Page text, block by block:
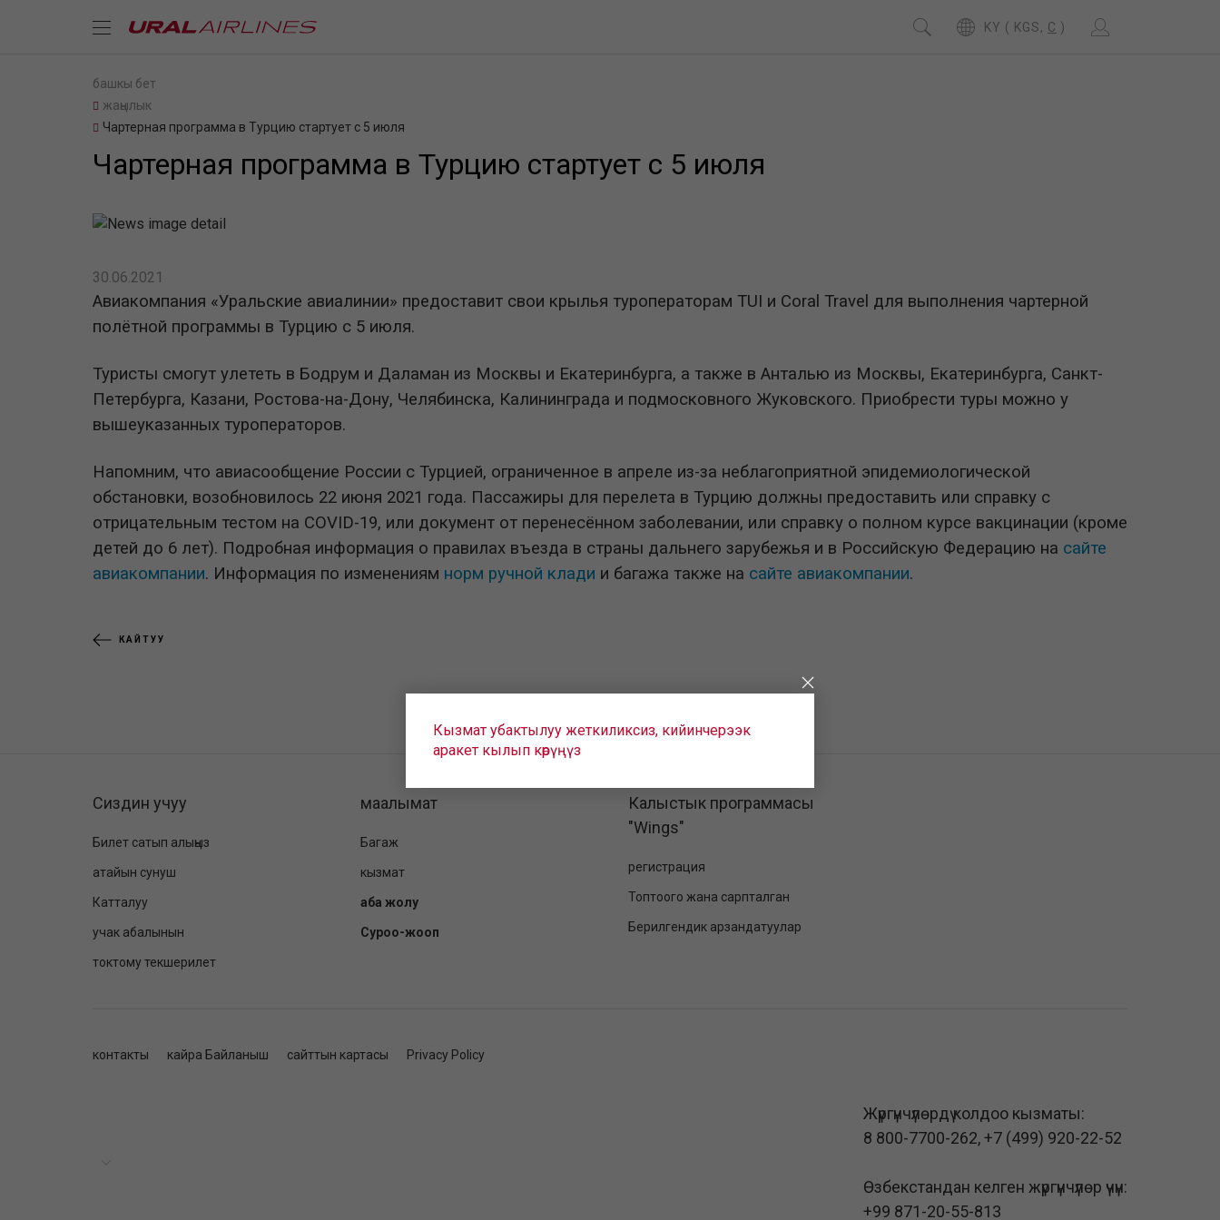
KY ( KGS, C )
башкы бет
жаңылык
Чартерная программа в Турцию стартует с 5 июля
Чартерная программа в Турцию стартует с 5 июля
30.06.2021
Авиакомпания «Уральские авиалинии» предоставит свои крылья туроператорам TUI и Coral Travel для выполнения чартерной
полётной программы в Турцию с 5 июля.
Туристы смогут улететь в Бодрум и Даламан из Москвы и Екатеринбурга, а также в Анталью из Москвы, Екатеринбурга, Санкт-
Петербурга, Казани, Ростова-на-Дону, Челябинска, Калининграда и подмосковного Жуковского. Приобрести туры можно у
вышеуказанных туроператоров.
Напомним, что авиасообщение России с Турцией, ограниченное в апреле из-за неблагоприятной эпидемиологической
обстановки, возобновилось 22 июня 2021 года. Пассажиры для перелета в Турцию должны предоставить или справку с
отрицательным тестом на COVID-19, или документ от перенесённом заболевании, или справку о полном курсе вакцинации (кроме
детей до 6 лет). Подробная информация о правилах въезда в страны дальнего зарубежья и в Российскую Федерацию на сайте
авиакомпании. Информация по изменениям норм ручной клади и багажа также на сайте авиакомпании.
КАЙТУУ
Кызмат убактылуу жеткиликсиз, кийинчерээк
аракет кылып көрүңүз
Сиздин учуу
Билет сатып алыңыз
атайын сунуш
Катталуу
учак абалынын
токтому текшерилет
маалымат
Багаж
кызмат
аба жолу
Суроо-жооп
Калыстык программасы
"Wings"
регистрация
Топтоого жана сарпталган
Берилгендик арзандатуулар
контакты кайра Байланыш сайттын картасы Privacy Policy
Жүргүнчүлөрдү колдоо кызматы:
8 800-7700-262,+7 (499) 920-22-52
Өзбекстандан келген жүргүнчүлөр үчүн:
+99 871-20-55-813